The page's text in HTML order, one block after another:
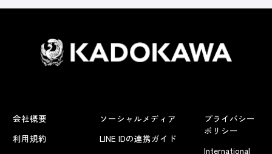
会社概要
利用規約
ソーシャルメディア
LINE IDの連携ガイド
プライバシー
ポリシー
International